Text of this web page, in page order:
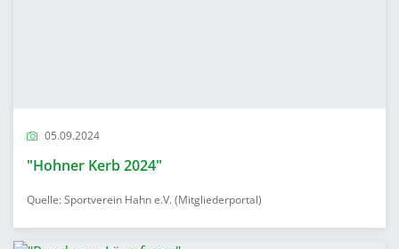
05.09.2024
"Hohner Kerb 2024"
Quelle: Sportverein Hahn e.V. (Mitgliederportal)